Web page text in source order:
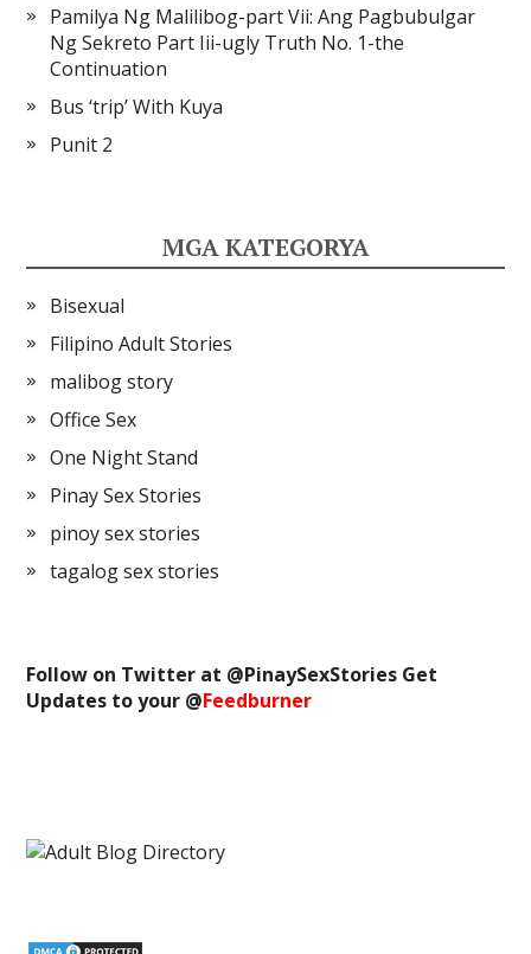
Pamilya Ng Malilibog-part Vii: Ang Pagbubulgar
Ng Sekreto Part Iii-ugly Truth No. 1-the
Continuation
Bus ‘trip’ With Kuya
Punit 2
MGA KATEGORYA
Bisexual
Filipino Adult Stories
malibog story
Office Sex
One Night Stand
Pinay Sex Stories
pinoy sex stories
tagalog sex stories
Follow on Twitter at @PinaySexStories Get
Updates to your @Feedburner